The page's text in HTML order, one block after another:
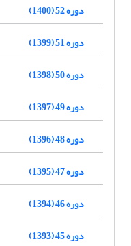
دوره 52 (1400)
دوره 51 (1399)
دوره 50 (1398)
دوره 49 (1397)
دوره 48 (1396)
دوره 47 (1395)
دوره 46 (1394)
دوره 45 (1393)